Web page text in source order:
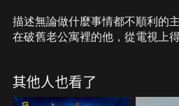
描述無論做什麼事情都不順利的
在破舊老公寓裡的他，從電視上
後卻發現自己回到 12 年前的國中
了日向的弟弟「直人」，告訴他
其他人也看了